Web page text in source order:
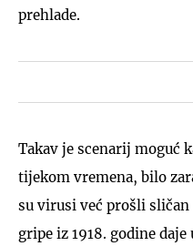
prehlade.
Takav je scenarij moguć
tijekom vremena, bilo
su virusi već prošli
gripe iz 1918. godine